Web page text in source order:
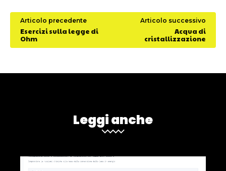
Articolo precedente
Esercizi sulla legge di
Ohm
Articolo successivo
Acqua di
cristallizzazione
Leggi anche